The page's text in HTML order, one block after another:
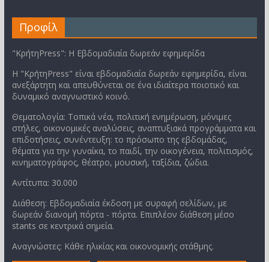
Προφίλ
"ΚρήτηPress": Η Εβδομαδιαία δωρεάν εφημερίδα
Η "ΚρήτηPress" είναι εβδομαδιαία δωρεάν εφημερίδα, είναι
ανεξάρτητη και απευθύνεται σε ένα ιδιαίτερα ποιοτικό και
δυναμικό αναγνωστικό κοινό.
Θεματολογία: Τοπικά νέα, πολιτική ενημέρωση, μόνιμες
στήλες, οικονομικές αναλύσεις, αναπτυξιακά προγράμματα και
επιδοτήσεις, συνέντευξη: το πρόσωπο της εβδομάδας,
θέματα για την γυναίκα, το παιδί, την οικογένεια, πολιτισμός,
κινηματογράφος, θέατρο, μουσική, ταξίδια, ζώδια.
Αντίτυπα: 30.000
Διάθεση: Εβδομαδιαία έκδοση με συραφή σελίδων, με
δωρεάν διανομή πόρτα - πόρτα. Επιπλέον διάθεση μέσο
stants σε κεντρικά σημεία.
Αναγνώστες: Κάθε ηλικίας και οικονομικής στάθμης.